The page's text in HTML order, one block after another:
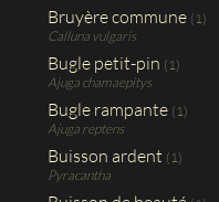
Bruyère commune (1)
Calluna vulgaris
Bugle petit-pin (1)
Ajuga chamaepitys
Bugle rampante (1)
Ajuga reptens
Buisson ardent (1)
Pyracantha